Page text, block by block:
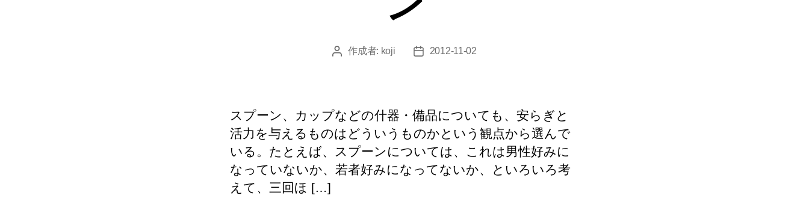
投 作成者: koji
投
2012-11-02
スプーン、カップなどの什器・備品についても、安らぎと
活力を与えるものはどういうものかという観点から選んで
いる。たとえば、スプーンについては、これは男性好みに
なっていないか、若者好みになってないか、といろいろ考
えて、三回ほ […]